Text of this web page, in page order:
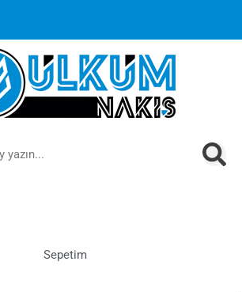
siparişlerinizde ücretsiz kargoya ek
İndirimanında sepette!
Sepetim